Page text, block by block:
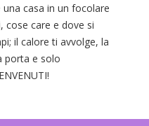
casa in un focolare
cose care e dove si
il calore ti avvolge, la
porta e solo